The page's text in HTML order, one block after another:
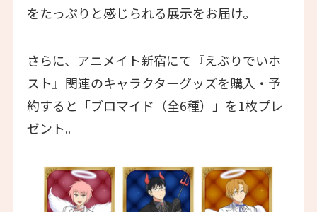
をたっぷりと感じられる展示をお届け。
さらに、アニメイト新宿にて『えぶりでいホ
スト』関連のキャラクターグッズを購入・予
約すると「ブロマイド（全6種）」を1枚プレ
ゼント。